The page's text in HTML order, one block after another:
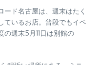
ド名古屋は、週末はたく
ているお店。普段でもイベ
週末5月11日は別館の